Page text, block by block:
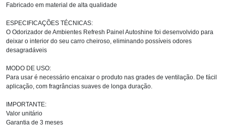
Fabricado em material de alta qualidade
ESPECIFICAÇÕES TÉCNICAS:
O Odorizador de Ambientes Refresh Painel Autoshine foi desenvolvido para
deixar o interior do seu carro cheiroso, eliminando possíveis odores
desagradáveis
MODO DE USO:
Para usar é necessário encaixar o produto nas grades de ventilação. De fácil
aplicação, com fragrâncias suaves de longa duração.
IMPORTANTE:
Valor unitário
Garantia de 3 meses